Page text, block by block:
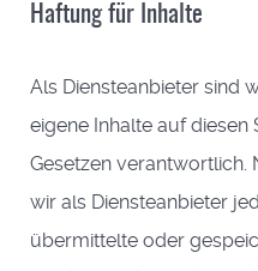
Haftung für Inhalte
Als Diensteanbieter sind
eigene Inhalte auf diesen
Gesetzen verantwortlich.
wir als Diensteanbieter
übermittelte oder